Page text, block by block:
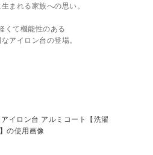
まれる家族への思い。
くて機能性のある
アイロン台の登場。